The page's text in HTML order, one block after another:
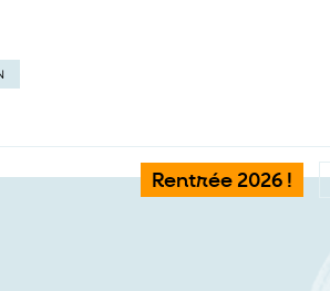
Rentrée 2026 !